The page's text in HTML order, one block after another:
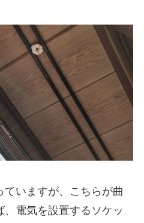
いますが、こちらが曲
電気を設置するソケッ